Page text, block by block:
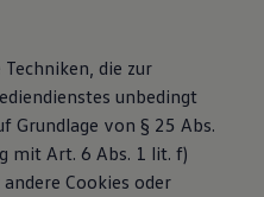
die zur
unbedingt
Grundlage von § 25 Abs.
mit Art. 6 Abs. 1 lit. f)
Cookies oder